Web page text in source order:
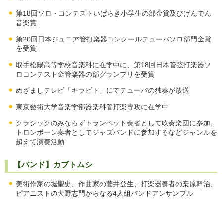
第18回ソロ・コンテストいばらき小学生の部金賞及びげんでん
音楽賞
第20回日本ジュニア管打楽器コンクールテューバソロ部門金賞
を受賞
取手松陽高等学校音楽科に在学中に、第18回日本管弦打楽器ソ
ロコンテスト金管楽器の部グランプリを受賞
めざましテレビ「キラビト」にてテューバの独奏が放送
東京藝術大学音楽学部器楽科管打楽専攻に在学中
クラシックのみならずトランペット奏者として吹奏楽団に参加、
トロンボーン奏者としてジャズバンドに参加するなどジャンルを
超えて演奏活動
【バンド】カブトムシ
美術作家の堀聖史、作曲家の藤井登生、打楽器奏者の桒原幹治、
ピアニストの大野志門からなる4人組バンドアンサンブル